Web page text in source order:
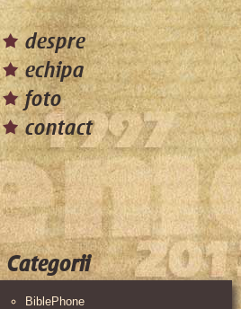
despre
echipa
foto
contact
Categorii
BiblePhone